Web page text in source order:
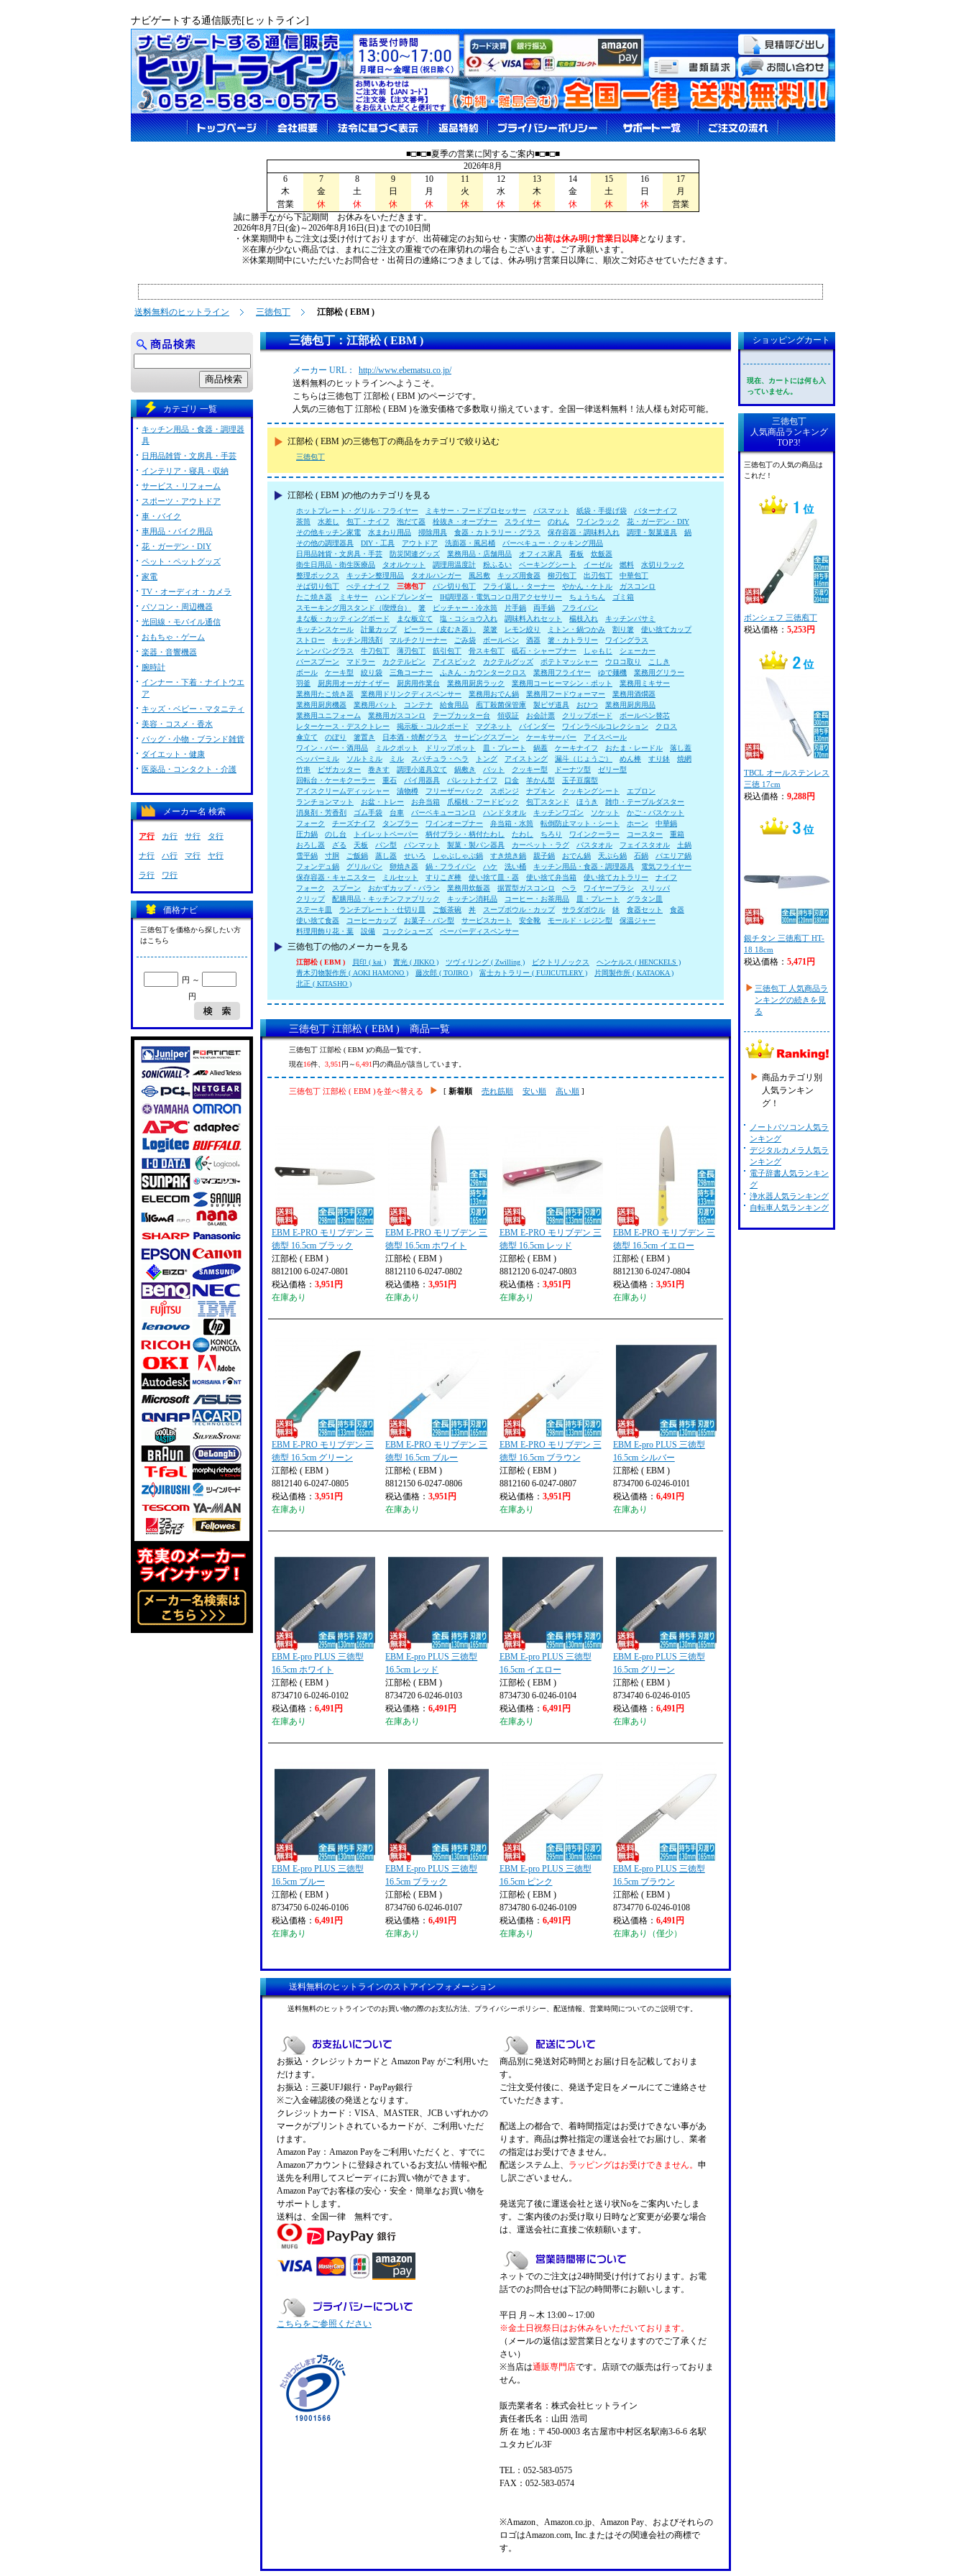
ナビゲートする通信販売[ヒットライン]
■□■□■夏季の営業に関するご案内■□■□■
2026年8月
6
7 8 9 10 11 12 13 14 15 16
17
木
金 土 日 月 火 水 木 金 土 日
月
営業
休 休 休 休 休 休 休 休 休 休
営業
誠に勝手ながら下記期間 お休みをいただきます。
2026年8月7日(金)～2026年8月16日(日)までの10日間
・休業期間中もご注文は受け付けておりますが、出荷確定のお知らせ・実際の出荷は休み明け営業日以降となります。
※在庫が少ない商品では、まれにご注文の重複での在庫切れの場合もございます。ご了承願います。
※休業期間中にいただいたお問合せ・出荷日の連絡につきましては、休み明け営業日以降に、順次ご対応させていただきます。
送料無料のヒットライン 三徳包丁 江部松 ( EBM )
三徳包丁：江部松 ( EBM )
メーカー URL：
http://www.ebematsu.co.jp/
送料無料のヒットラインへようこそ。
こちらは三徳包丁 江部松 ( EBM )のページです。
人気の三徳包丁 江部松 ( EBM )を激安価格で多数取り揃えています。全国一律送料無料！法人様も対応可能。
江部松 ( EBM )の三徳包丁の商品をカテゴリで絞り込む
三徳包丁
江部松 ( EBM )の他のカテゴリを見る
ホットプレート・グリル・フライヤー ミキサー・フードプロセッサー バスマット 紙袋・手提げ袋
バターナイフ
茶筒
水差し 包丁・ナイフ 泡だて器 栓抜き・オープナー スライサー のれん ワインラック
花・ガーデン・DIY
その他キッチン家電
水まわり用品 掃除用具 食器・カトラリー・グラス 保存容器・調味料入れ 調理・製菓道具
鍋
その他の調理器具
DIY・工具 アウトドア 洗面器・風呂桶
バーべキュー・クッキング用品
日用品雑貨・文房具・手芸
防災関連グッズ 業務用品・店舗用品 オフィス家具 看板
炊飯器
衛生日用品・衛生医療品
タオルケット 調理用温度計 粉ふるい ベーキングシート イーゼル 燃料
水切りラック
整理ボックス
キッチン整理用品 タオルハンガー 風呂敷 キッズ用食器 柳刃包丁 出刃包丁
中華包丁
そば切り包丁
ぺティナイフ 三徳包丁 パン切り包丁 フライ返し・ターナー やかん・ケトル
ガスコンロ
たこ焼き器
ミキサー ハンドブレンダー IH調理器・電気コンロ用アクセサリー ちょうちん
ゴミ箱
スモーキング用スタンド（喫煙台）
箸 ピッチャー・冷水筒 片手鍋 両手鍋
フライパン
まな板・カッティングボード
まな板立て 塩・コショウ入れ 調味料入れセット 楊枝入れ
キッチンバサミ
キッチンスケール
計量カップ ピーラー（皮むき器） 菜箸 レモン絞り ミトン・鍋つかみ 割り箸
使い捨てカップ
ストロー
キッチン用洗剤 マルチクリーナー ごみ袋 ボールペン 酒器 箸・カトラリー
ワイングラス
シャンパングラス
牛刀包丁 薄刃包丁 筋引包丁 骨スキ包丁 砥石・シャープナー しゃもじ
シェーカー
バースプーン
マドラー カクテルピン アイスピック カクテルグッズ ポテトマッシャー ウロコ取り
こしき
ボール
ケーキ型 絞り袋 三角コーナー ふきん・カウンタークロス 業務用フライヤー ゆで麺機
業務用グリラー
羽釜
厨房用オーガナイザー 厨房用作業台 業務用厨房ラック 業務用コーヒーマシン・ポット
業務用ミキサー
業務用たこ焼き器
業務用ドリンクディスペンサー 業務用おでん鍋 業務用フードウォーマー
業務用酒燗器
業務用厨房機器
業務用バット コンテナ 給食用品 庖丁殺菌保管庫 製ピザ道具 おひつ
業務用厨房用品
業務用ユニフォーム
業務用ガスコンロ テープカッター台 領収証 お会計票 クリップボード
ボールペン替芯
レターケース・デスクトレー
掲示板・コルクボード マグネット バインダー ワインラベルコレクション
クロス
傘立て
のぼり 箸置き 日本酒・焼酎グラス サービングスプーン ケーキサーバー
アイスペール
ワイン・バー・酒用品
ミルクポット ドリップポット 皿・プレート 鍋蓋 ケーキナイフ おたま・レードル
落し蓋
ペッパーミル
ソルトミル ミル スパチュラ・ヘラ トング アイストング 漏斗（じょうご） めん棒 すり鉢
焼網
竹串
ピザカッター 巻きす 調理小道具立て 鍋敷き バット クッキー型 ドーナツ型
ゼリー型
回転台・ケーキクーラー
重石 パイ用器具 パレットナイフ 口金 羊かん型
玉子豆腐型
アイスクリームディッシャー
漬物樽 フリーザーバック スポンジ ナプキン クッキングシート
エプロン
ランチョンマット
お盆・トレー お弁当箱 爪楊枝・フードピック 包丁スタンド ほうき
雑巾・テーブルダスター
消臭剤・芳香剤
ゴム手袋 台車 バーベキューコンロ ハンドタオル キッチンワゴン ソケット
かご・バスケット
フォーク
チーズナイフ タンブラー ワインオープナー 弁当箱・水筒 転倒防止マット・シート ホーン
中華鍋
圧力鍋
のし台 トイレットペーパー 柄付ブラシ・柄付たわし たわし ちろり ワインクーラー コースター
重箱
おろし器
ざる 天板 パン型 パンマット 製菓・製パン器具 カーペット・ラグ バスタオル フェイスタオル
土鍋
雪平鍋
寸胴 ご飯鍋 蒸し器 せいろ しゃぶしゃぶ鍋 すき焼き鍋 親子鍋 おでん鍋 天ぷら鍋 石鍋
パエリア鍋
フォンデュ鍋
グリルパン 卵焼き器 鍋・フライパン ハケ 洗い桶 キッチン用品・食器・調理器具
電気フライヤー
保存容器・キャニスター
ミルセット すりこぎ棒 使い捨て皿・器 使い捨て弁当箱 使い捨てカトラリー
ナイフ
フォーク
スプーン おかずカップ・バラン 業務用炊飯器 据置型ガスコンロ ヘラ ワイヤーブラシ
スリッパ
クリップ
配膳用品・キッチンファブリック キッチン消耗品 コーヒー・お茶用品 皿・プレート
グラタン皿
ステーキ皿
ランチプレート・仕切り皿 ご飯茶碗 丼 スープボウル・カップ サラダボウル 鉢 食器セット
食器
使い捨て食器
コーヒーカップ お菓子・パン型 サービスカート 安全靴 モールド・レジン型
保温ジャー
料理用飾り花・葉
設備 コックシューズ ペーパーディスペンサー
三徳包丁の他のメーカーを見る
江部松 ( EBM ) 貝印 ( kai ) 實光 ( JIKKO ) ツヴィリング ( Zwilling ) ビクトリノックス
ヘンケルス ( HENCKELS )
青木刃物製作所 ( AOKI HAMONO )
藤次郎 ( TOJIRO ) 富士カトラリー ( FUJICUTLERY )
片岡製作所 ( KATAOKA )
北正 ( KITASHO )
三徳包丁 江部松 ( EBM ) 商品一覧
三徳包丁 江部松 ( EBM )の商品一覧です。
現在16件、 3,951 円～6,491 円の商品が該当しています。
三徳包丁 江部松 ( EBM )を並べ替える [ 新着順 売れ筋順 安い順 高い順 ]
EBM E-PRO モリブデン 三
徳型 16.5cm ブラック
江部松 ( EBM )
8812100 6-0247-0801
税込価格： 3,951円
在庫あり
EBM E-PRO モリブデン 三
徳型 16.5cm ホワイト
江部松 ( EBM )
8812110 6-0247-0802
税込価格：3,951円
在庫あり
EBM E-PRO モリブデン 三
徳型 16.5cm レッド
江部松 ( EBM )
8812120 6-0247-0803
税込価格： 3,951円
在庫あり
EBM E-PRO モリブデン 三
徳型 16.5cm イエロー
江部松 ( EBM )
8812130 6-0247-0804
税込価格： 3,951円
在庫あり
EBM E-PRO モリブデン 三
徳型 16.5cm グリーン
江部松 ( EBM )
8812140 6-0247-0805
税込価格： 3,951円
在庫あり
EBM E-PRO モリブデン 三
徳型 16.5cm ブルー
江部松 ( EBM )
8812150 6-0247-0806
税込価格：3,951円
在庫あり
EBM E-PRO モリブデン 三
徳型 16.5cm ブラウン
江部松 ( EBM )
8812160 6-0247-0807
税込価格： 3,951円
在庫あり
EBM E-pro PLUS 三徳型
16.5cm シルバー
江部松 ( EBM )
8734700 6-0246-0101
税込価格： 6,491円
在庫あり
EBM E-pro PLUS 三徳型
16.5cm ホワイト
江部松 ( EBM )
8734710 6-0246-0102
税込価格： 6,491円
在庫あり
EBM E-pro PLUS 三徳型
16.5cm レッド
江部松 ( EBM )
8734720 6-0246-0103
税込価格：6,491円
在庫あり
EBM E-pro PLUS 三徳型
16.5cm イエロー
江部松 ( EBM )
8734730 6-0246-0104
税込価格： 6,491円
在庫あり
EBM E-pro PLUS 三徳型
16.5cm グリーン
江部松 ( EBM )
8734740 6-0246-0105
税込価格： 6,491円
在庫あり
EBM E-pro PLUS 三徳型
16.5cm ブルー
江部松 ( EBM )
8734750 6-0246-0106
税込価格： 6,491円
在庫あり
EBM E-pro PLUS 三徳型
16.5cm ブラック
江部松 ( EBM )
8734760 6-0246-0107
税込価格：6,491円
在庫あり
EBM E-pro PLUS 三徳型
16.5cm ピンク
江部松 ( EBM )
8734780 6-0246-0109
税込価格： 6,491円
在庫あり
EBM E-pro PLUS 三徳型
16.5cm ブラウン
江部松 ( EBM )
8734770 6-0246-0108
税込価格： 6,491円
在庫あり（僅少）
送料無料のヒットラインのストアインフォメーション
送料無料のヒットラインでのお買い物の際のお支払方法、プライバシーポリシー、配送情報、営業時間についてのご説明です。
お振込・クレジットカードと Amazon Pay がご利用いた
だけます。
お振込：三菱UFJ銀行・PayPay銀行
※ご入金確認後の発送となります。
クレジットカード：VISA、MASTER、JCB いずれかの
マークがプリントされているカードが、ご利用いただ
けます。
Amazon Pay：Amazon Payをご利用いただくと、すでに
Amazonアカウントに登録されているお支払い情報や配
送先を利用してスピーディにお買い物ができます。
Amazon Payでお客様の安心・安全・簡単なお買い物を
サポートします。
送料は、全国一律 無料です。
こちらをご参照ください
商品別に発送対応時間とお届け日を記載しておりま
す。
ご注文受付後に、発送予定日をメールにてご連絡させ
ていただきます。
配送上の都合で、着時間指定はお受けできない事があ
ります。商品は弊社指定の運送会社でお届けし、業者
の指定はお受けできません。
配送システム上、
ラッピングはお受けできません。 申
し訳ございません。
発送完了後に運送会社と送り状Noをご案内いたしま
す。ご案内後のお受け取り日時など変更が必要な場合
は、運送会社に直接ご依頼願います。
ネットでのご注文は24時間受け付けております。お電
話でのお問合せは下記の時間帯にお願いします。
平日 月～木 13:00～17:00
※金土日祝祭日はお休みをいただいております。
（メールの返信は翌営業日となりますのでご了承くだ
さい）
※当店は通販専門店です。店頭での販売は行っておりま
せん。
販売業者名：株式会社ヒットライン
責任者氏名：山田 浩司
所 在 地：〒450-0003 名古屋市中村区名駅南3-6-6 名駅
ユタカビル3F
TEL：052-583-0575
FAX：052-583-0574
※Amazon、Amazon.co.jp、Amazon Pay、およびそれらの
ロゴはAmazon.com, Inc.またはその関連会社の商標で
す。
カテゴリ 一覧
キッチン用品・食器・調理器
具
日用品雑貨・文房具・手芸
インテリア・寝具・収納
サービス・リフォーム
スポーツ・アウトドア
車・バイク
車用品・バイク用品
花・ガーデン・DIY
ペット・ペットグッズ
家電
TV・オーディオ・カメラ
パソコン・周辺機器
光回線・モバイル通信
おもちゃ・ゲーム
楽器・音響機器
腕時計
インナー・下着・ナイトウエ
ア
キッズ・ベビー・マタニティ
美容・コスメ・香水
バッグ・小物・ブランド雑貨
ダイエット・健康
医薬品・コンタクト・介護
メーカー名 検索
ア行 カ行 サ行 タ行
ナ行 ハ行 マ行 ヤ行
ラ行 ワ行
価格ナビ
三徳包丁を価格から探したい方
はこちら
円 ～
円
ショッピングカート
現在、カートには何も入
っていません。
三徳包丁
人気商品ランキング
TOP3!
三徳包丁の人気の商品は
これだ！
ボンシェフ 三徳庖丁
税込価格： 5,253円
TBCL オールステンレス
三徳 17cm
税込価格： 9,288円
銀チタン 三徳庖丁 HT-
18 18cm
税込価格： 5,471円
三徳包丁 人気商品ラ
ンキングの続きを見
る
商品カテゴリ別
人気ランキン
グ！
ノートパソコン人気ラ
ンキング
デジタルカメラ人気ラ
ンキング
電子辞書人気ランキン
グ
浄水器人気ランキング
自転車人気ランキング